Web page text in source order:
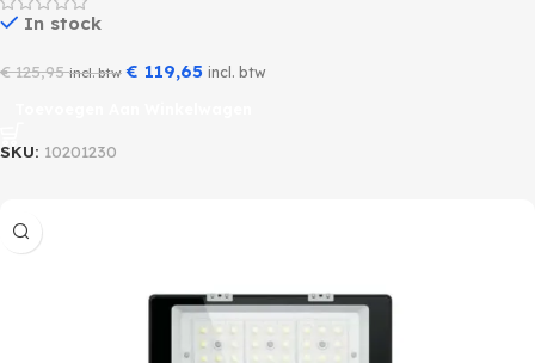
In stock
€125,95 incl. btw € 119,65 incl. btw
SKU: 10201230